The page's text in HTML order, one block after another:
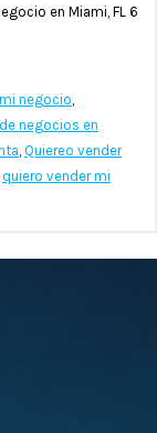
en Miami, FL 6
negocio,
negocios en
, Quiereo vender
quiero vender mi